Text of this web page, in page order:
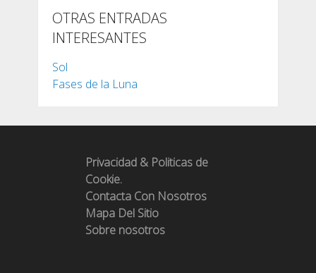
OTRAS ENTRADAS
INTERESANTES
Sol
Fases de la Luna
Privacidad & Politicas de
Cookie.
Contacta Con Nosotros
Mapa Del Sitio
Sobre nosotros